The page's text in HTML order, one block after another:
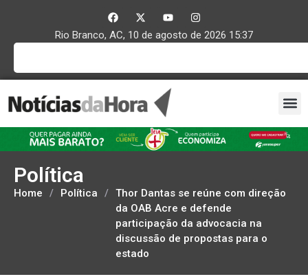
Rio Branco, AC, 10 de agosto de 2026 15:37
Política
Home / Política / Thor Dantas se reúne com direção
da OAB Acre e defende
participação da advocacia na
discussão de propostas para o
estado